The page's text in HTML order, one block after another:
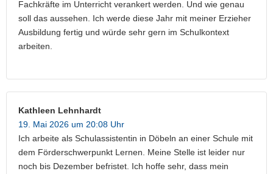
Fachkräfte im Unterricht verankert werden. Und wie genau
soll das aussehen. Ich werde diese Jahr mit meiner Erzieher
Ausbildung fertig und würde sehr gern im Schulkontext
arbeiten.
Kathleen Lehnhardt
19. Mai 2026 um 20:08 Uhr
Ich arbeite als Schulassistentin in Döbeln an einer Schule mit
dem Förderschwerpunkt Lernen. Meine Stelle ist leider nur
noch bis Dezember befristet. Ich hoffe sehr, dass mein